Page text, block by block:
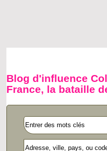
Blog d'influence
France, la bataille